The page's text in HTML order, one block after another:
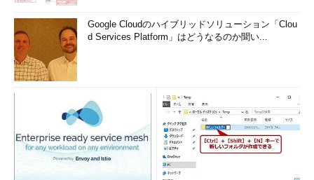
Google Cloudのハイブリッドソリューション「Clou
d Services Platform」はどうなるのか聞い...